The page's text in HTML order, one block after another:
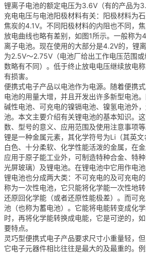
锂离子电池的额定电压为3.6V（有的产品为
充电电压与电池阳极材料有关：阳极材料为
焦炭的4.1V。不同阳极材料的内阻也不同，
放电曲线也略有差别，如图1所示。一般称为
离子电池。现在使用的大部分是4.2V的，锂
为2.5V～2.75V（电池厂给出工作电压范围
数略有不同）。低于终止放电电压继续放电
有损害。
便携式电子产品以电池作为电源。随着便携
电池的用量大增，并且开发出许多新型电池
碱性电池、可充电的镍镉电池、镍氢电池外
池。本文主要介绍有关锂电池的基本知识。
数、型号的意义、应用范围及使用注意事项等
锂是一种金属元素，其化学符号为Li（其英
白色、十分柔软、化学性能活泼的金属，在
应用于原子能工业外，可制造特种合金、特
光屏玻璃）及锂电池。在锂电池中它用作电池
锂电池也分成两大类：不可充电的及可充电
称为一次性电池，它只能将化学能一次性地
还原回化学能（或者还原性能极差）。而可
池（也称为蓄电池）。它能将电能转变成化
时，再将化学能转换成电能，它是可逆的，
要特点。
灵巧型便携式电子产品要求尺寸小重量轻，
它电子元器件相比往往是最大的及最重的。